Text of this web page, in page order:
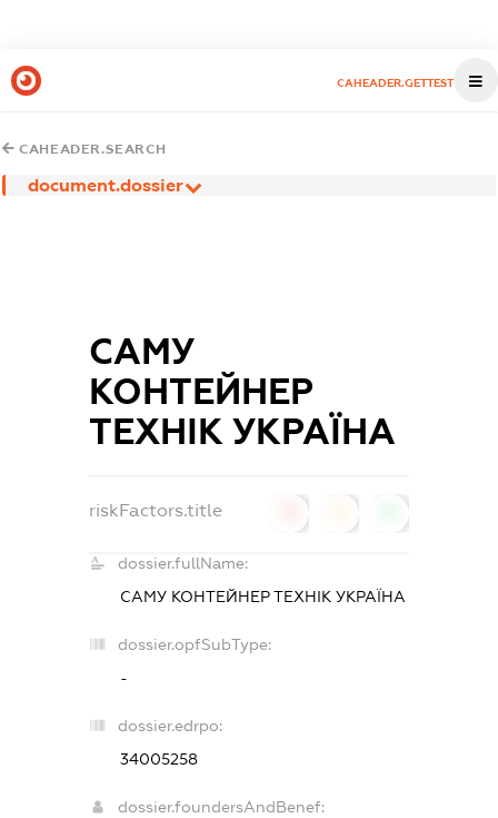
CAHEADER.GETTEST
CAHEADER.SEARCH
document.dossier
САМУ
КОНТЕЙНЕР
ТЕХНІК УКРАЇНА
riskFactors.title
dossier.fullName:
САМУ КОНТЕЙНЕР ТЕХНІК УКРАЇНА
dossier.opfSubType:
-
dossier.edrpo:
34005258
dossier.foundersAndBenef: